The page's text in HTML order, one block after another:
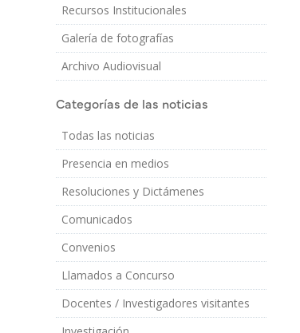
Recursos Institucionales
Galería de fotografías
Archivo Audiovisual
Categorías de las noticias
Todas las noticias
Presencia en medios
Resoluciones y Dictámenes
Comunicados
Convenios
Llamados a Concurso
Docentes / Investigadores visitantes